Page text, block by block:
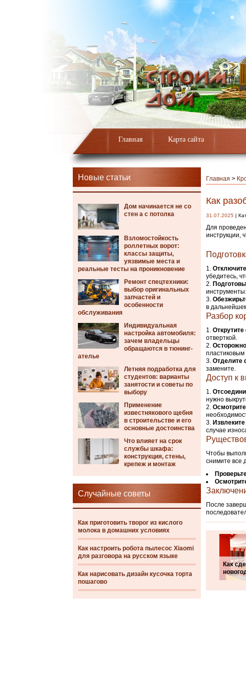
Главная Карта сайта
Новые статьи
Дом начинается не со
стен а с потолка
Взломостойкость
роллетных ворот:
классы защиты,
уязвимые места и
реальные тесты на проникновение
Ремонт спецтехники:
выбор оригинальных
запчастей и
особенности
обслуживания
Индивидуальная
настройка автомобиля:
зачем владельцы
обращаются в тюнинг-
ателье
Летняя подработка для
студентов: варианты
занятости и советы по
выбору
Применение
известнякового щебня
в строительстве и его
основные достоинства
Что влияет на срок
службы шкафа:
конструкция, стены,
крепеж и монтаж
Случайные советы
Как приготовить творог из кислого
молока в домашних условиях
Как настроить робота пылесос Xiaomi
для разговора на русском языке
Как нарисовать дизайн кусочка торта
пошагово
Главная >
Как
31.07.2025 |
Для
инструкции,
убедитесь,
в
Разбор
отверткой.
пластиковым
Отделите
замените.
Доступ к
нужно
случае
Чтобы
снимите все
После
Как